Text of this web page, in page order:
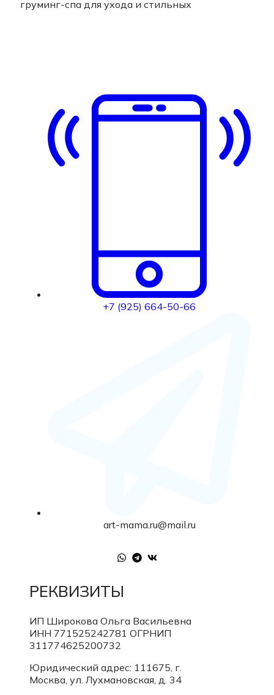
груминг-спа для ухода и стильных
+7 (925) 664-50-66
art-mama.ru@mail.ru
РЕКВИЗИТЫ
ИП Широкова Ольга Васильевна
ИНН 771525242781 ОГРНИП
311774625200732
Юридический адрес: 111675, г.
Москва, ул. Лухмановская, д. 34